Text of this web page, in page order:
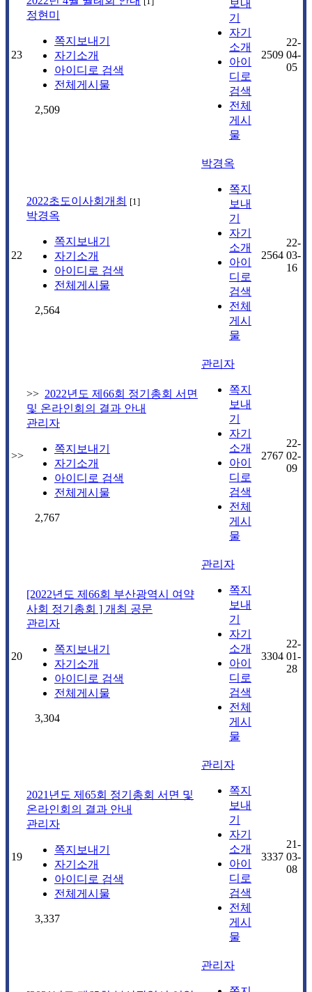
23
정현미
쪽지보내기
자기소개
아이디로 검색
전체게시물
2,509
보내
기
자기
소개
아이
디로
검색
전체
게시
물
2509
22-
04-
05
22
2022초도이사회개최 [1 ]
박경옥
쪽지보내기
자기소개
아이디로 검색
전체게시물
2,564
박경옥
쪽지
보내
기
자기
소개
아이
디로
검색
전체
게시
물
2564
22-
03-
16
>>
>> 2022년도 제66회 정기총회 서면
및 온라인회의 결과 안내
관리자
쪽지보내기
자기소개
아이디로 검색
전체게시물
2,767
관리자
쪽지
보내
기
자기
소개
아이
디로
검색
전체
게시
물
2767
22-
02-
09
20
[2022년도 제66회 부산광역시 여약
사회 정기총회 ] 개최 공문
관리자
쪽지보내기
자기소개
아이디로 검색
전체게시물
3,304
관리자
쪽지
보내
기
자기
소개
아이
디로
검색
전체
게시
물
3304
22-
01-
28
19
2021년도 제65회 정기총회 서면 및
온라인회의 결과 안내
관리자
쪽지보내기
자기소개
아이디로 검색
전체게시물
3,337
관리자
쪽지
보내
기
자기
소개
아이
디로
검색
전체
게시
물
3337
21-
03-
08
관리자